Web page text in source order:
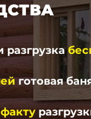
разгрузка
готовая